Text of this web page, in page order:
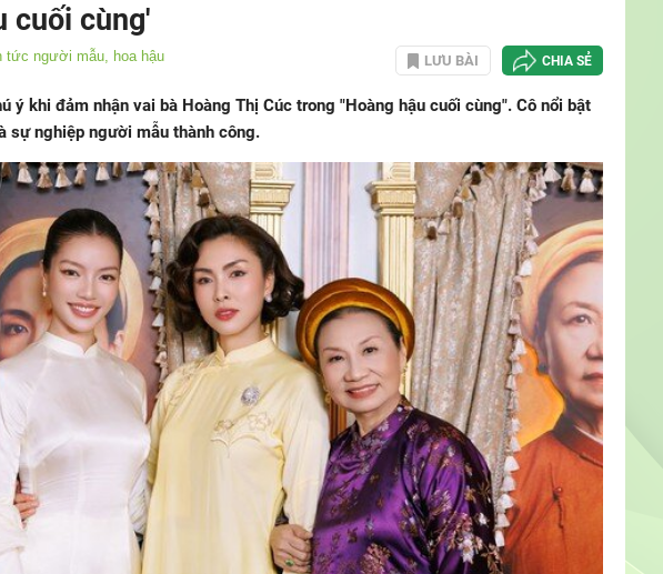
cuối cùng'
tức người mẫu, hoa hậu LƯU BÀI CHIA SẺ
ý khi đảm nhận vai bà Hoàng Thị Cúc trong "Hoàng hậu cuối cùng". Cô nổi bật
sự nghiệp người mẫu thành công.